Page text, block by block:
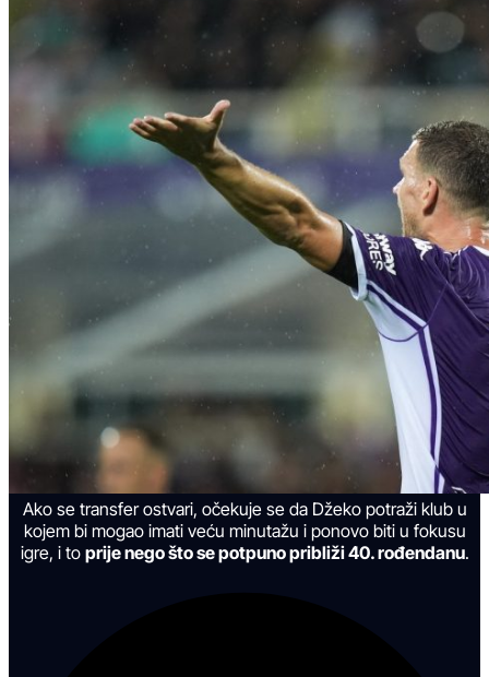
Ako se transfer ostvari, očekuje se da Džeko potraži klub u
kojem bi mogao imati veću minutažu i ponovo biti u fokusu
igre, i to prije nego što se potpuno približi 40. rođendanu.